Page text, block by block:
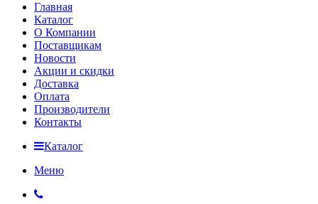
Главная
Каталог
О Компании
Поставщикам
Новости
Акции и скидки
Доставка
Оплата
Производители
Контакты
Каталог
Меню